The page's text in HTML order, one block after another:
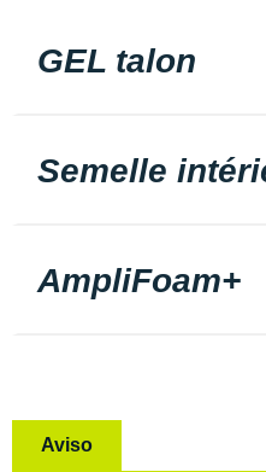
GEL talon
Semelle
AmpliFoam+
Aviso